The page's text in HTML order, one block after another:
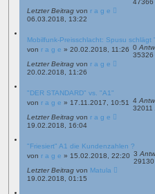
Letzter Beitrag von r a g e
06.03.2018, 13:22
Mobilfunk-Preisschlacht: Spusu schlägt
von r a g e » 20.02.2018, 11:26 0
35326
Letzter Beitrag von r a g e
20.02.2018, 11:26
"DER STANDARD" vs. "A1"
von r a g e » 17.11.2017, 10:51 4
32011
Letzter Beitrag von r a g e
19.02.2018, 16:04
"Friesiert" A1 die Kundenzahlen ?
von r a g e » 15.02.2018, 22:20 3
29130
Letzter Beitrag von Matula
19.02.2018, 01:15